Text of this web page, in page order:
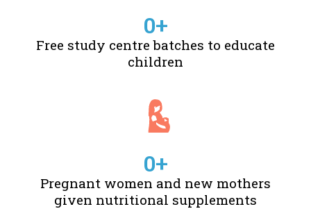
Free study centre batches to educate
children
0+
Pregnant women and new mothers
given nutritional supplements
0+